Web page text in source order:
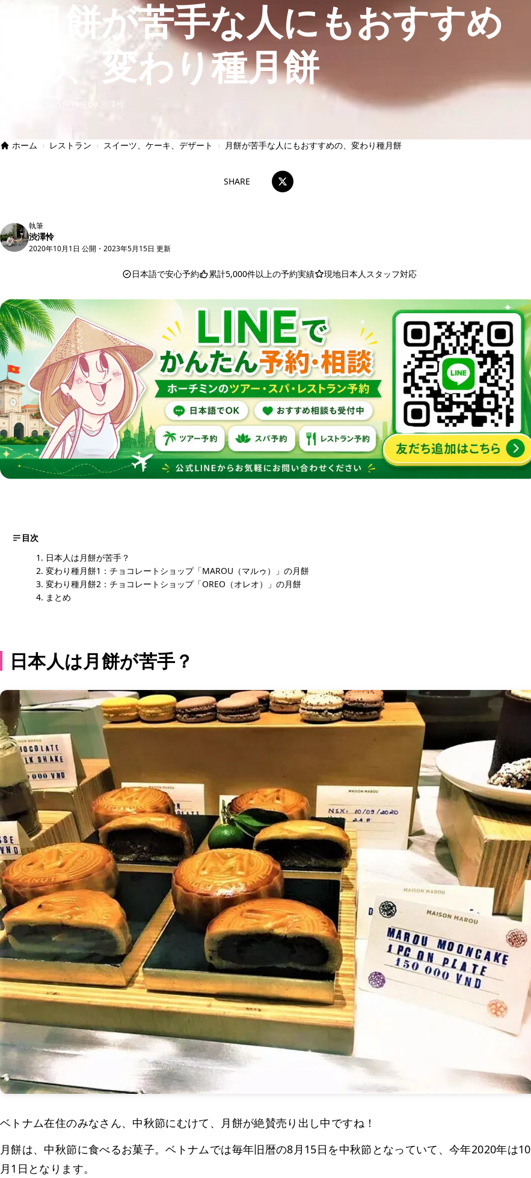
月餅が苦手な人にもおすすめ
の、変わり種月餅
2023年5月15日 by 渋澤怜
ホーム › レストラン › スイーツ、ケーキ、デザート › 月餅が苦手な人にもおすすめの、変わり種月餅
SHARE
執筆
渋澤怜
2020年10月1日 公開 ・ 2023年5月15日 更新
日本語で安心予約 累計5,000件以上の予約実績 現地日本人スタッフ対応
目次
日本人は月餅が苦手？
変わり種月餅1：チョコレートショップ「MAROU（マルゥ）」の月餅
変わり種月餅2：チョコレートショップ「OREO（オレオ）」の月餅
まとめ
日本人は月餅が苦手？
ベトナム在住のみなさん、中秋節にむけて、月餅が絶賛売り出し中ですね！
月餅は、中秋節に食べるお菓子。ベトナムでは毎年旧暦の8月15日を中秋節となっていて、今年2020年は10
月1日となります。